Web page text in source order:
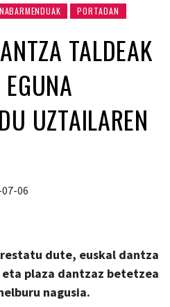
NABARMENDUAK PORTADAN
TALDEAK
UZTAILAREN
06
dute, euskal dantza
plaza dantzaz betetzea
nagusia.